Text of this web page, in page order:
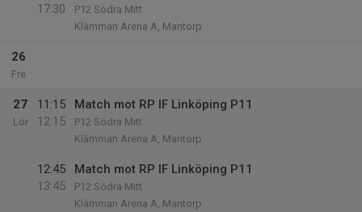
17:30
P12 Södra Mitt
Klämman Arena A, Mantorp
26
Fre
27
Lör
11:15
12:15
Match mot RP IF Linköping P11
P12 Södra Mitt
Klämman Arena A, Mantorp
12:45
13:45
Match mot RP IF Linköping P11
P12 Södra Mitt
Klämman Arena A, Mantorp